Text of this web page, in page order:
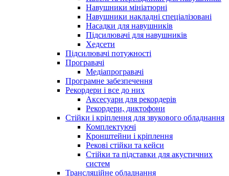
Навушники мініатюрні
Навушники накладні спеціалізовані
Насадки для навушників
Підсилювачі для навушників
Хедсети
Підсилювачі потужності
Програвачі
Медіапрогравачі
Програмне забезпечення
Рекордери і все до них
Аксесуари для рекордерів
Рекордери, диктофони
Стійки і кріплення для звукового обладнання
Комплектуючі
Кронштейни і кріплення
Рекові стійки та кейси
Стійки та підставки для акустичних
систем
Трансляційне обладнання